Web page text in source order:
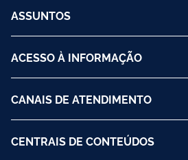
ASSUNTOS
ACESSO À INFORMAÇÃO
CANAIS DE ATENDIMENTO
CENTRAIS DE CONTEÚDOS